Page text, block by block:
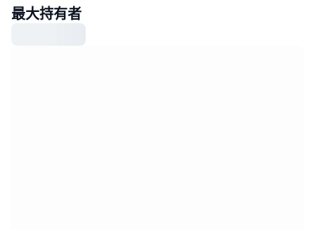
最大持有者